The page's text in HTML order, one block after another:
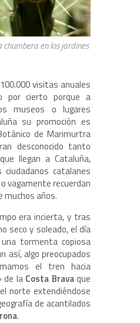
en los jardines
visitas anuales
por cierto porque a
museos o lugares
su promoción es
de Marimurtra
desconocido tanto
llegan a Cataluña,
catalanes
vagamente recuerdan
muchos años.
era incierta, y tras
seco y soleado, el día
tormenta copiosa
así, algo preocupados
el tren hacia
de la Costa Bravaque
norte extendiéndose
de acantilados
.